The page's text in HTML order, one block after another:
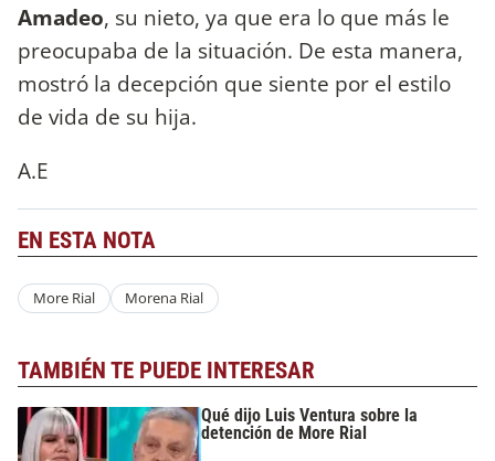
Amadeo, su nieto, ya que era lo que más le
preocupaba de la situación. De esta manera,
mostró la decepción que siente por el estilo
de vida de su hija.
A.E
EN ESTA NOTA
More Rial Morena Rial
TAMBIÉN TE PUEDE INTERESAR
Qué dijo Luis Ventura sobre la
detención de More Rial